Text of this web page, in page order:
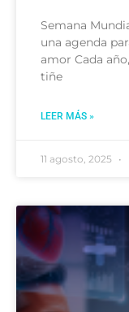
Semana
una agenda
amor Cada
tiñe
LEER MÁS »
11 agosto, 2025